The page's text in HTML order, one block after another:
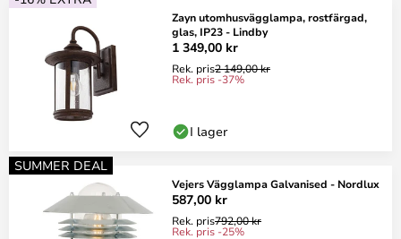
Zayn utomhusvägglampa, rostfärgad,
glas, IP23 - Lindby
1 349,00 kr
Rek. pris2 149,00 kr
Rek. pris -37%
I lager
SUMMER DEAL
Vejers Vägglampa Galvanised - Nordlux
587,00 kr
Rek. pris792,00 kr
Rek. pris -25%